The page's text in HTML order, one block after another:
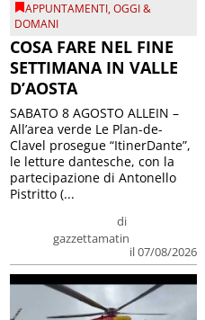
APPUNTAMENTI,OGGI &
DOMANI
COSA FARE NEL FINE
SETTIMANA IN VALLE
D’AOSTA
di
gazzettamatin
il 07/08/2026
SABATO 8 AGOSTO ALLEIN –
All’area verde Le Plan-de-
Clavel prosegue “ItinerDante”,
le letture dantesche, con la
partecipazione di Antonello
Pistritto (...